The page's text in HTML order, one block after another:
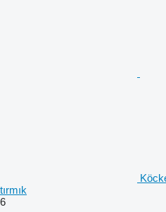
tırmık
6